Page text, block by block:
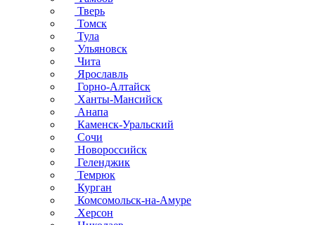
Тверь
Томск
Тула
Ульяновск
Чита
Ярославль
Горно-Алтайск
Ханты-Мансийск
Анапа
Каменск-Уральский
Сочи
Новороссийск
Геленджик
Темрюк
Курган
Комсомольск-на-Амуре
Херсон